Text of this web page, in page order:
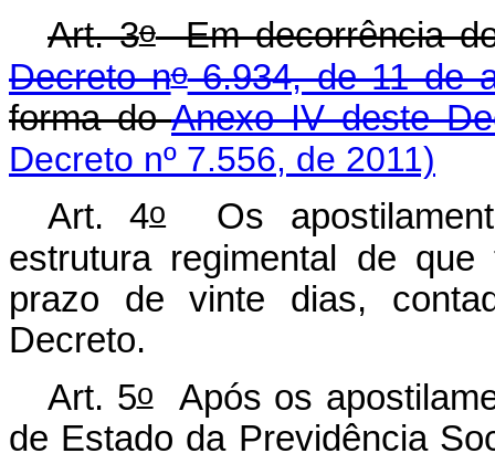
Art. 3oEm decorrência
Decreto no6.934, de 11 de
forma doAnexo IV deste
Decreto nº 7.556, de 2011)
Art. 4oOs
estrutura regimental de
prazo de vinte dias,
Decreto.
Art. 5oApós os
de Estado da Previdência